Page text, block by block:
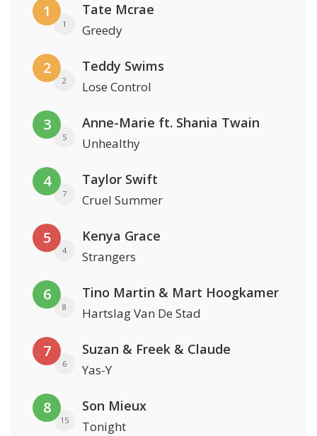
1
1
Tate Mcrae
Greedy
2
2
Teddy Swims
Lose Control
3
5
Anne-Marie ft. Shania Twain
Unhealthy
4
7
Taylor Swift
Cruel Summer
5
4
Kenya Grace
Strangers
6
8
Tino Martin & Mart Hoogkamer
Hartslag Van De Stad
7
6
Suzan & Freek & Claude
Yas-Y
8
15
Son Mieux
Tonight